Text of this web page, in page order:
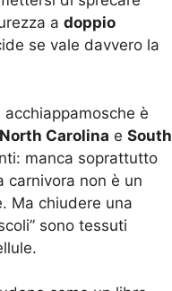
a doppio
se vale davvero la
è
North Carolina e South
manca soprattutto
carnivora non è un
Ma chiudere una
sono tessuti